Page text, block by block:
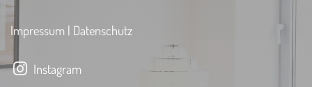
Impressum | Datenschutz
Instagram